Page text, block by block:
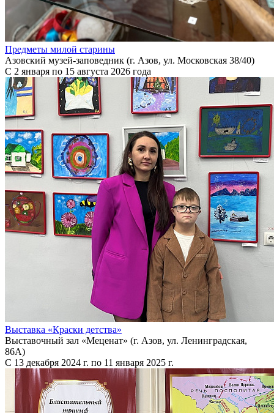
Предметы милой старины
Азовский музей-заповедник (г. Азов, ул. Московская 38/40)
С 2 января по 15 августа 2026 года
Выставка «Краски детства»
Выставочный зал «Меценат» (г. Азов, ул. Ленинградская,
86А)
С 13 декабря 2024 г. по 11 января 2025 г.